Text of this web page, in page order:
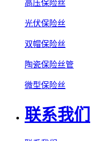
高压保险丝
光伏保险丝
双帽保险丝
陶瓷保险丝管
微型保险丝
联系我们